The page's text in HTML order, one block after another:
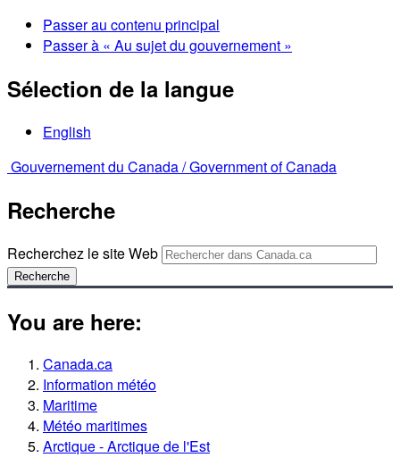
Passer au contenu principal
Passer à « Au sujet du gouvernement »
Sélection de la langue
English
Gouvernement du Canada /Government of Canada
Recherche
Recherchez le site Web
Recherche
You are here:
Canada.ca
Information météo
Maritime
Météo maritimes
Arctique - Arctique de l'Est